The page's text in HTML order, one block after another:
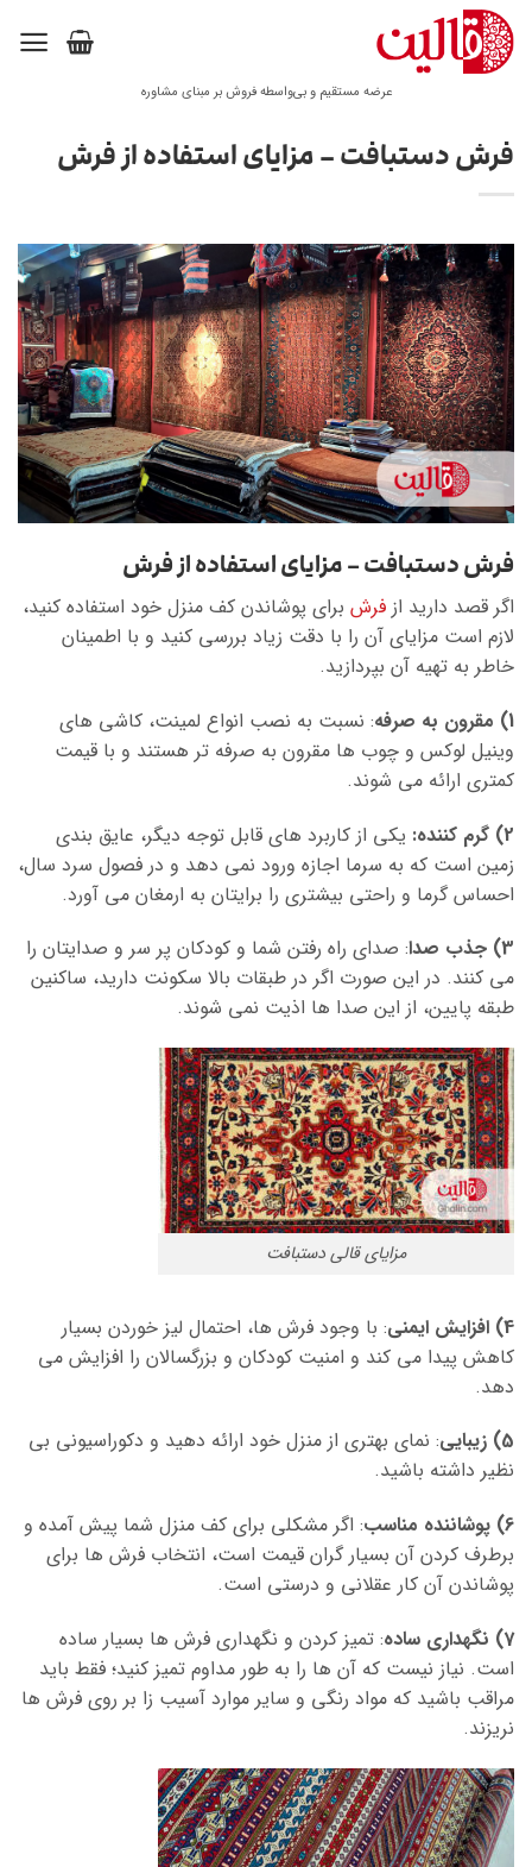
Skip
content
عرضه مستقیم و بی‌واسطه فروش بر مبنای مشاوره
فرش دستبافت – مزایای استفاده از فرش
فرش دستبافت – مزایای استفاده از فرش
اگر قصد دارید از فرش برای پوشاندن کف منزل خود استفاده کنید،
لازم است مزایای آن را با دقت زیاد بررسی کنید و با اطمینان
خاطر به تهیه آن بپردازید.
1) مقرون به صرفه
: نسبت به نصب انواع لمینت، کاشی‌ های
وینیل لوکس و چوب ها مقرون به صرفه تر هستند و با قیمت
کمتری ارائه می شوند.
2) گرم کننده:
یکی از کاربرد های قابل توجه دیگر، عایق بندی
زمین است که به سرما اجازه ورود نمی دهد و در فصول سرد سال،
احساس گرما و راحتی بیشتری را برایتان به ارمغان می آورد.
3) جذب صدا
: صدای راه رفتن شما و کودکان پر سر و صدایتان را
می کنند. در این صورت اگر در طبقات بالا سکونت دارید، ساکنین
طبقه پایین، از این صدا ها اذیت نمی شوند.
مزایای قالی دستبافت
4) افزایش ایمنی
: با وجود فرش ها، احتمال لیز خوردن بسیار
کاهش پیدا می کند و امنیت کودکان و بزرگسالان را افزایش می
دهد.
5) زیبایی
: نمای بهتری از منزل خود ارائه دهید و دکوراسیونی بی
نظیر داشته باشید.
6) پوشاننده مناسب
: اگر مشکلی برای کف منزل شما پیش آمده و
برطرف کردن آن بسیار گران قیمت است، انتخاب فرش ها برای
پوشاندن آن کار عقلانی و درستی است.
7) نگهداری ساده
: تمیز کردن و نگهداری فرش ها بسیار ساده
است. نیاز نیست که آن ها را به طور مداوم تمیز کنید؛ فقط باید
مراقب باشید که مواد رنگی و سایر موارد آسیب زا بر روی فرش ها
نریزند.